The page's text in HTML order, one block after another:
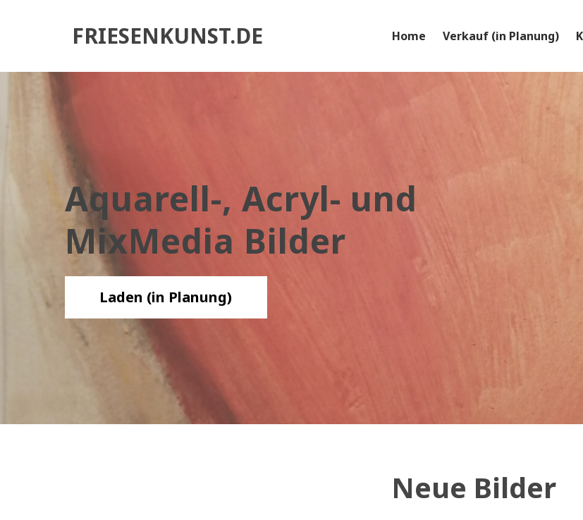
FRIESENKUNST.DE Home Verkauf (in Planung)
Aquarell-, Acryl- und
MixMedia Bilder
Laden (in Planung)
Neue Bilder